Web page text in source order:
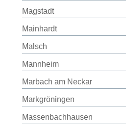
Magstadt
Mainhardt
Malsch
Mannheim
Marbach am Neckar
Markgröningen
Massenbachhausen